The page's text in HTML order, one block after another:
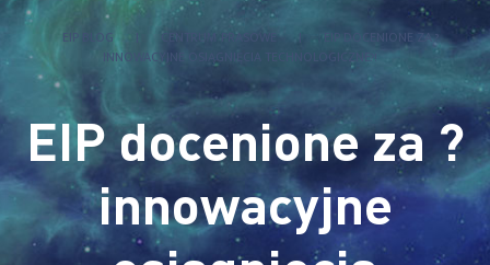
EIP BLOG CENTRUM PRASOWE |
EIP DOCENIONE ZA ?
INNOWACYJNE OSIĄGNIĘCIA TECHNOLOGICZNE?!
EIP docenione za ?
innowacyjne